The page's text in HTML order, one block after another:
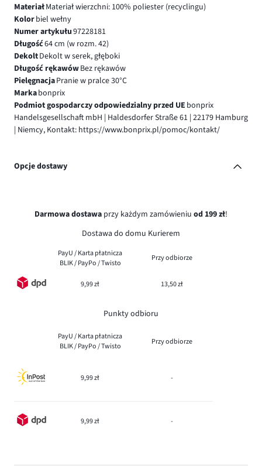
MateriałMateriał wierzchni: 100% poliester (recyclingu)
Kolorbiel wełny
Numer artykułu97228181
Długość64 cm (w rozm. 42)
DekoltDekolt w serek, głęboki
Długość rękawówBez rękawów
PielęgnacjaPranie w pralce 30°C
Markabonprix
Podmiot gospodarczy odpowiedzialny przed UE bonprix
Handelsgesellschaft mbH | Haldesdorfer Straße 61 | 22179 Hamburg
| Niemcy, Kontakt: https://www.bonprix.pl/pomoc/kontakt/
Opcje dostawy
Darmowa dostawa przy każdym zamówieniu od 199 zł!
Dostawa do domu Kurierem
PayU / Karta płatnicza
BLIK / PayPo / Twisto
Przy odbiorze
9,99 zł 13,50 zł
Punkty odbioru
PayU / Karta płatnicza
BLIK / PayPo / Twisto
Przy odbiorze
9,99 zł -
9,99 zł -